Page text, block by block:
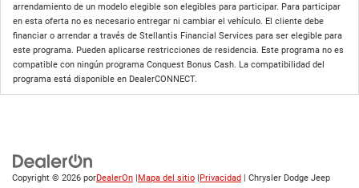
arrendamiento de un modelo elegible son elegibles para participar. Para participar
en esta oferta no es necesario entregar ni cambiar el vehículo. El cliente debe
financiar o arrendar a través de Stellantis Financial Services para ser elegible para
este programa. Pueden aplicarse restricciones de residencia. Este programa no es
compatible con ningún programa Conquest Bonus Cash. La compatibilidad del
programa está disponible en DealerCONNECT.
Copyright © 2026 porDealerOn |Mapa del sitio |Privacidad | Chrysler Dodge Jeep